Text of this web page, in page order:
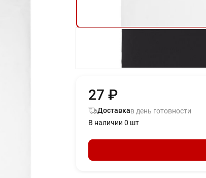
27 ₽
Доставкав день готовности
В наличии 0 шт